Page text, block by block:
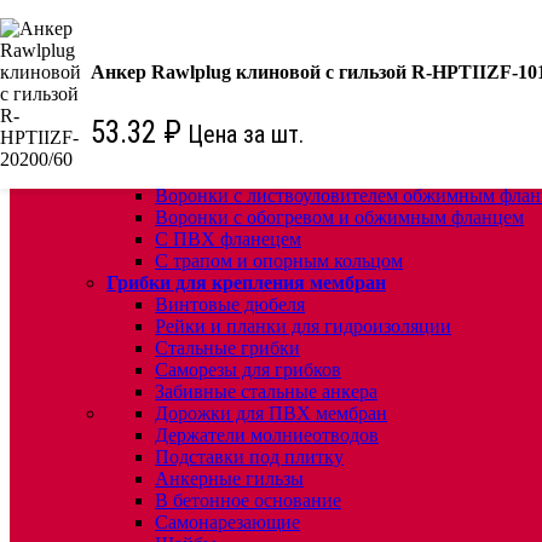
КРЕПЕЖ:
Для кровли
Водосточные воронки
Ремонтные кровельные воронки
Кровельные воронки с листвоуловителем
Воронки с листвоуловителем обжимным
Воронки с обогревом и обжимным фланцем
С ПВХ фланецем
С трапом и опорным кольцом
Грибки для крепления мембран
Винтовые дюбеля
Рейки и планки для гидроизоляции
Стальные грибки
Саморезы для грибков
Забивные стальные анкера
Дорожки для ПВХ мембран
Держатели молниеотводов
Подставки под плитку
Анкерные гильзы
В бетонное основание
Самонарезающие
Анкер Rawlplug клиновой с гильзой R-HPTIIZF-
53.32 ₽ Цена за шт.